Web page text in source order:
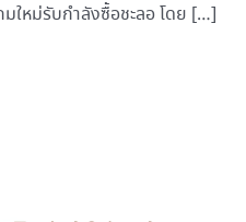
ใหม่รับกำลังซื้อชะลอ โดย […]